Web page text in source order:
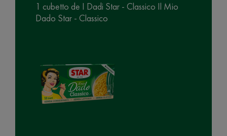
1 cubetto de I Dadi Star - Classico Il Mio
Dado Star - Classico